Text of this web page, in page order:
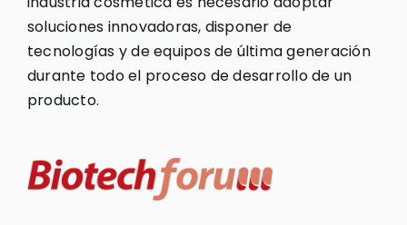
soluciones innovadoras, disponer de
tecnologías y de equipos de última generación
durante todo el proceso de desarrollo de un
producto.